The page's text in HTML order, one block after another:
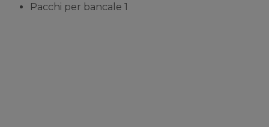
Pacchi per bancale 1